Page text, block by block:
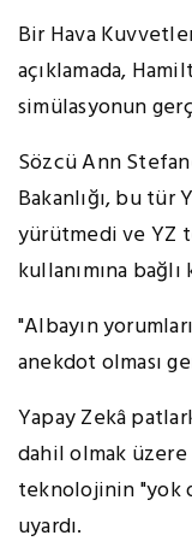
Bir Hava
açıklamada,
simülasyonun
Sözcü Ann
Bakanlığı, bu tür
yürütmedi ve YZ
kullanımına
"Albayın
anekdot olması
Yapay Zekâ
dahil olmak
teknolojinin "yok
uyardı.